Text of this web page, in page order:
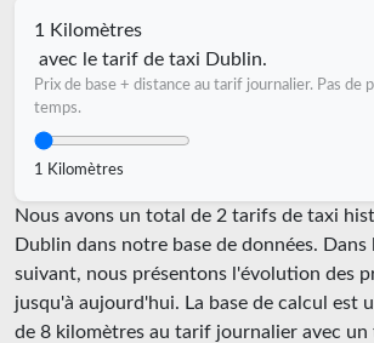
1 Kilomètres
avec le tarif de taxi Dublin.
Prix de base + distance au tarif journalier. Pas de
temps.
1 Kilomètres
Nous avons un total de 2 tarifs de taxi
Dublin dans notre base de données. Dans
suivant, nous présentons l'évolution des
jusqu'à aujourd'hui. La base de calcul est
de 8 kilomètres au tarif journalier avec